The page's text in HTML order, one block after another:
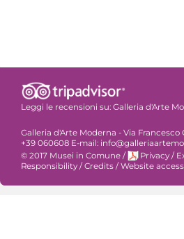
Leggi le recensioni su: Galleria d'Arte
Galleria d'Arte Moderna - Via Francesco
+39 060608 E-mail:
© 2017 Musei in Comune / Privacy /
Responsibility /Credits /Website